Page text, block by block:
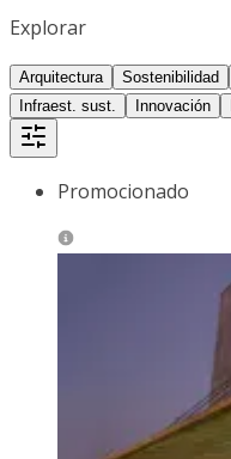
Explorar
Arquitectura Sostenibilidad
Infraest. sust.
Innovación
Promocionado